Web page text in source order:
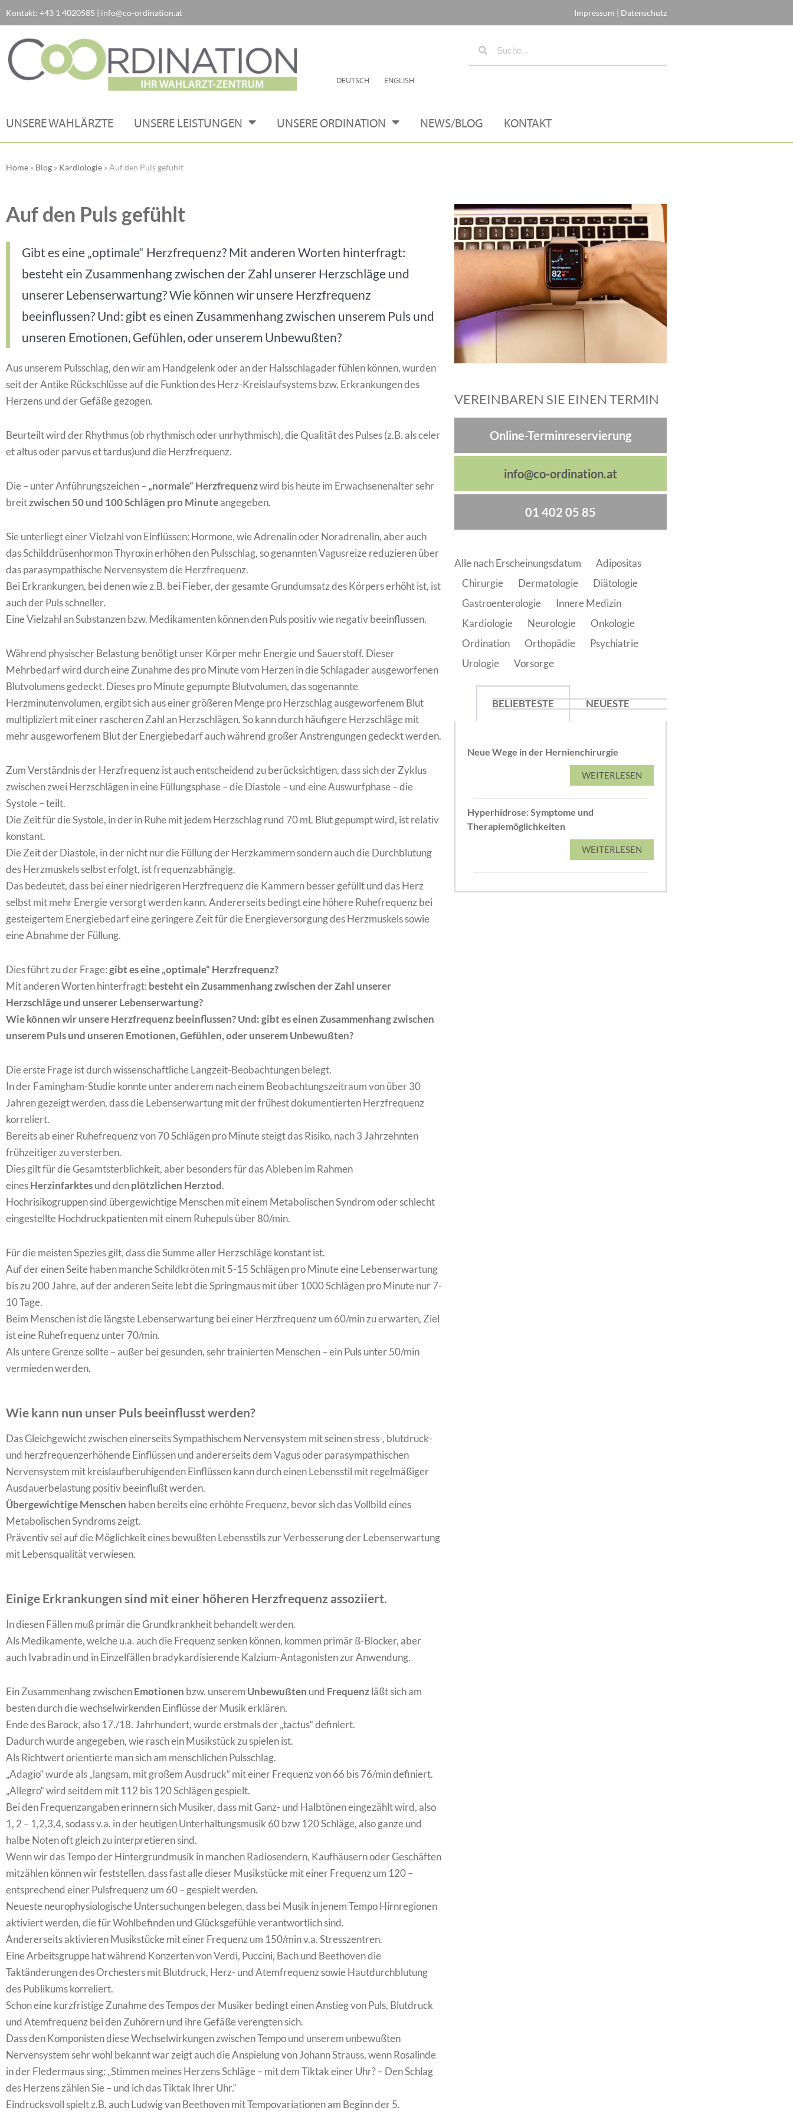
Inhalt
springen
Kontakt: +43 1 4020585 | info@co-ordination.at Impressum | Datenschutz
DEUTSCH ENGLISH
UNSERE WAHLÄRZTE UNSERE LEISTUNGEN UNSERE ORDINATION NEWS/BLOG KONTAKT
Home » Blog » Kardiologie »Auf den Puls gefühlt
Auf den Puls gefühlt
Gibt es eine „optimale“ Herzfrequenz? Mit anderen Worten hinterfragt:
besteht ein Zusammenhang zwischen der Zahl unserer Herzschläge und
unserer Lebenserwartung? Wie können wir unsere Herzfrequenz
beeinflussen? Und: gibt es einen Zusammenhang zwischen unserem Puls und
unseren Emotionen, Gefühlen, oder unserem Unbewußten?
Aus unserem Pulsschlag, den wir am Handgelenk oder an der Halsschlagader fühlen können, wurden
seit der Antike Rückschlüsse auf die Funktion des Herz-Kreislaufsystems bzw. Erkrankungen des
Herzens und der Gefäße gezogen.
Beurteilt wird der Rhythmus (ob rhythmisch oder unrhythmisch), die Qualität des Pulses (z.B. als celer
et altus oder parvus et tardus)und die Herzfrequenz.
Die – unter Anführungszeichen – „normale“ Herzfrequenzwird bis heute im Erwachsenenalter sehr
breitzwischen 50 und 100 Schlägen pro Minuteangegeben.
Sie unterliegt einer Vielzahl von Einflüssen: Hormone, wie Adrenalin oder Noradrenalin, aber auch
das Schilddrüsenhormon Thyroxin erhöhen den Pulsschlag, so genannten Vagusreize reduzieren über
das parasympathische Nervensystem die Herzfrequenz.
Bei Erkrankungen, bei denen wie z.B. bei Fieber, der gesamte Grundumsatz des Körpers erhöht ist, ist
auch der Puls schneller.
Eine Vielzahl an Substanzen bzw. Medikamenten können den Puls positiv wie negativ beeinflussen.
Während physischer Belastung benötigt unser Körper mehr Energie und Sauerstoff. Dieser
Mehrbedarf wird durch eine Zunahme des pro Minute vom Herzen in die Schlagader ausgeworfenen
Blutvolumens gedeckt. Dieses pro Minute gepumpte Blutvolumen, das sogenannte
Herzminutenvolumen, ergibt sich aus einer größeren Menge pro Herzschlag ausgeworfenem Blut
multipliziert mit einer rascheren Zahl an Herzschlägen. So kann durch häufigere Herzschläge mit
mehr ausgeworfenem Blut der Energiebedarf auch während großer Anstrengungen gedeckt werden.
Zum Verständnis der Herzfrequenz ist auch entscheidend zu berücksichtigen, dass sich der Zyklus
zwischen zwei Herzschlägen in eine Füllungsphase – die Diastole – und eine Auswurfphase – die
Systole – teilt.
Die Zeit für die Systole, in der in Ruhe mit jedem Herzschlag rund 70 mL Blut gepumpt wird, ist relativ
konstant.
Die Zeit der Diastole, in der nicht nur die Füllung der Herzkammern sondern auch die Durchblutung
des Herzmuskels selbst erfolgt, ist frequenzabhängig.
Das bedeutet, dass bei einer niedrigeren Herzfrequenz die Kammern besser gefüllt und das Herz
selbst mit mehr Energie versorgt werden kann. Andererseits bedingt eine höhere Ruhefrequenz bei
gesteigertem Energiebedarf eine geringere Zeit für die Energieversorgung des Herzmuskels sowie
eine Abnahme der Füllung.
Dies führt zu der Frage:gibt es eine „optimale“ Herzfrequenz?
Mit anderen Worten hinterfragt: besteht ein Zusammenhang zwischen der Zahl unserer
Herzschläge und unserer Lebenserwartung?
Wie können wir unsere Herzfrequenz beeinflussen? Und: gibt es einen Zusammenhang zwischen
unserem Puls und unseren Emotionen, Gefühlen, oder unserem Unbewußten?
Die erste Frage ist durch wissenschaftliche Langzeit-Beobachtungen belegt.
In der Famingham-Studie konnte unter anderem nach einem Beobachtungszeitraum von über 30
Jahren gezeigt werden, dass die Lebenserwartung mit der frühest dokumentierten Herzfrequenz
korreliert.
Bereits ab einer Ruhefrequenz von 70 Schlägen pro Minute steigt das Risiko, nach 3 Jahrzehnten
frühzeitiger zu versterben.
Dies gilt für die Gesamtsterblichkeit, aber besonders für das Ableben im Rahmen
einesHerzinfarktesund denplötzlichen Herztod.
Hochrisikogruppen sind übergewichtige Menschen mit einem Metabolischen Syndrom oder schlecht
eingestellte Hochdruckpatienten mit einem Ruhepuls über 80/min.
Für die meisten Spezies gilt, dass die Summe aller Herzschläge konstant ist.
Auf der einen Seite haben manche Schildkröten mit 5-15 Schlägen pro Minute eine Lebenserwartung
bis zu 200 Jahre, auf der anderen Seite lebt die Springmaus mit über 1000 Schlägen pro Minute nur 7-
10 Tage.
Beim Menschen ist die längste Lebenserwartung bei einer Herzfrequenz um 60/min zu erwarten, Ziel
ist eine Ruhefrequenz unter 70/min.
Als untere Grenze sollte – außer bei gesunden, sehr trainierten Menschen – ein Puls unter 50/min
vermieden werden.
Wie kann nun unser Puls beeinflusst werden?
​Das Gleichgewicht zwischen einerseits Sympathischem Nervensystem mit seinen stress-, blutdruck-
und herzfrequenzerhöhende Einflüssen und andererseits dem Vagus oder parasympathischen
Nervensystem mit kreislaufberuhigenden Einflüssen kann durch einen Lebensstil mit regelmäßiger
Ausdauerbelastung positiv beeinflußt werden.
Übergewichtige Menschen haben bereits eine erhöhte Frequenz, bevor sich das Vollbild eines
Metabolischen Syndroms zeigt.
Präventiv sei auf die Möglichkeit eines bewußten Lebensstils zur Verbesserung der Lebenserwartung
mit Lebensqualität verwiesen.
Einige Erkrankungen sind mit einer höheren Herzfrequenz assoziiert.
In diesen Fällen muß primär die Grundkrankheit behandelt werden.
Als Medikamente, welche u.a. auch die Frequenz senken können, kommen primär ß-Blocker, aber
auch Ivabradin und in Einzelfällen bradykardisierende Kalzium-Antagonisten zur Anwendung.
Ein Zusammenhang zwischenEmotionen bzw. unserem Unbewußten und Frequenzläßt sich am
besten durch die wechselwirkenden Einflüsse der Musik erklären.
Ende des Barock, also 17./18. Jahrhundert, wurde erstmals der „tactus“ definiert.
Dadurch wurde angegeben, wie rasch ein Musikstück zu spielen ist.
Als Richtwert orientierte man sich am menschlichen Pulsschlag.
„Adagio“ wurde als „langsam, mit großem Ausdruck“ mit einer Frequenz von 66 bis 76/min definiert.
„Allegro“ wird seitdem mit 112 bis 120 Schlägen gespielt.
Bei den Frequenzangaben erinnern sich Musiker, dass mit Ganz- und Halbtönen eingezählt wird, also
1, 2 – 1,2,3,4, sodass v.a. in der heutigen Unterhaltungsmusik 60 bzw 120 Schläge, also ganze und
halbe Noten oft gleich zu interpretieren sind.
Wenn wir das Tempo der Hintergrundmusik in manchen Radiosendern, Kaufhäusern oder Geschäften
mitzählen können wir feststellen, dass fast alle dieser Musikstücke mit einer Frequenz um 120 –
entsprechend einer Pulsfrequenz um 60 – gespielt werden.
Neueste neurophysiologische Untersuchungen belegen, dass bei Musik in jenem Tempo Hirnregionen
aktiviert werden, die für Wohlbefinden und Glücksgefühle verantwortlich sind.
Andererseits aktivieren Musikstücke mit einer Frequenz um 150/min v.a. Stresszentren.
Eine Arbeitsgruppe hat während Konzerten von Verdi, Puccini, Bach und Beethoven die
Taktänderungen des Orchesters mit Blutdruck, Herz- und Atemfrequenz sowie Hautdurchblutung
des Publikums korreliert.
Schon eine kurzfristige Zunahme des Tempos der Musiker bedingt einen Anstieg von Puls, Blutdruck
und Atemfrequenz bei den Zuhörern und ihre Gefäße verengten sich.
Dass den Komponisten diese Wechselwirkungen zwischen Tempo und unserem unbewußten
Nervensystem sehr wohl bekannt war zeigt auch die Anspielung von Johann Strauss, wenn Rosalinde
in der Fledermaus sing: „Stimmen meines Herzens Schläge – mit dem Tiktak einer Uhr? – Den Schlag
des Herzens zählen Sie – und ich das Tiktak Ihrer Uhr.“
Eindrucksvoll spielt z.B. auch Ludwig van Beethoven mit Tempovariationen am Beginn der 5.
VEREINBAREN SIE EINEN TERMIN
Online-Terminreservierung
info@co-ordination.at
01 402 05 85
Alle nach Erscheinungsdatum
Adipositas
Chirurgie
Dermatologie
Diätologie
Gastroenterologie
Innere Medizin
Kardiologie
Neurologie
Onkologie
Ordination
Orthopädie
Psychiatrie
Urologie
Vorsorge
BELIEBTESTE NEUESTE
Neue Wege in der Hernienchirurgie
WEITERLESEN
Hyperhidrose: Symptome und
Therapiemöglichkeiten
WEITERLESEN